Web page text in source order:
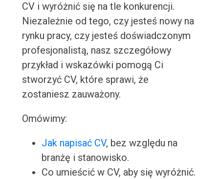
CV i wyróżnić się na tle konkurencji.
Niezależnie od tego, czy jesteś nowy na
rynku pracy, czy jesteś doświadczonym
profesjonalistą, nasz szczegółowy
przykład i wskazówki pomogą Ci
stworzyć CV, które sprawi, że
zostaniesz zauważony.
Omówimy:
Jak napisać CV, bez względu na
branżę i stanowisko.
Co umieścić w CV, aby się wyróżnić.